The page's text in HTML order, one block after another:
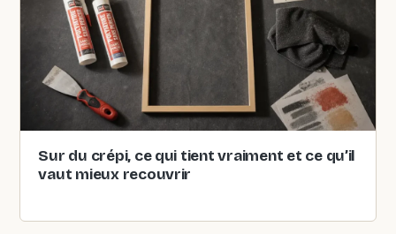
Sur du crépi, ce qui tient vraiment et ce qu’il
vaut mieux recouvrir